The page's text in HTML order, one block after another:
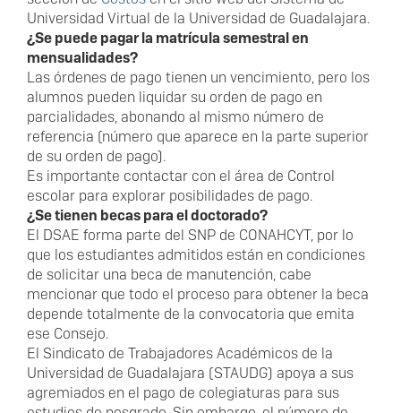
Universidad Virtual de la Universidad de Guadalajara.
¿Se puede pagar la matrícula semestral en
mensualidades?
Las órdenes de pago tienen un vencimiento, pero los
alumnos pueden liquidar su orden de pago en
parcialidades, abonando al mismo número de
referencia (número que aparece en la parte superior
de su orden de pago).
Es importante contactar con el área de Control
escolar para explorar posibilidades de pago.
¿Se tienen becas para el doctorado?
El DSAE forma parte del SNP de CONAHCYT, por lo
que los estudiantes admitidos están en condiciones
de solicitar una beca de manutención, cabe
mencionar que todo el proceso para obtener la beca
depende totalmente de la convocatoria que emita
ese Consejo.
El Sindicato de Trabajadores Académicos de la
Universidad de Guadalajara (STAUDG) apoya a sus
agremiados en el pago de colegiaturas para sus